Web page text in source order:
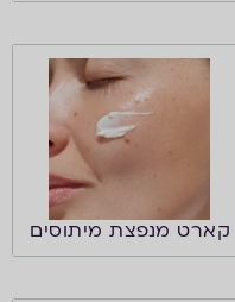
קארט מנפצת מיתוסים